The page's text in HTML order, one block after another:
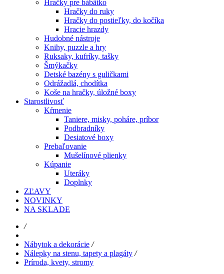
Hračky pre bábätko
Hračky do ruky
Hračky do postieľky, do kočíka
Hracie hrazdy
Hudobné nástroje
Knihy, puzzle a hry
Ruksaky, kufríky, tašky
Šmýkačky
Detské bazény s guličkami
Odrážadlá, chodítka
Koše na hračky, úložné boxy
Starostlivosť
Kŕmenie
Taniere, misky, poháre, príbor
Podbradníky
Desiatové boxy
Prebaľovanie
Mušelínové plienky
Kúpanie
Uteráky
Doplnky
ZĽAVY
NOVINKY
NA SKLADE
/
Nábytok a dekorácie /
Nálepky na stenu, tapety a plagáty /
Príroda, kvety, stromy